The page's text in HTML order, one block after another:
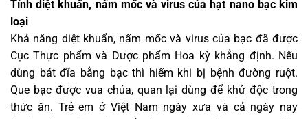
Tính diệt khuẩn, nấm mốc và virus của hạt nano bạc kim
loại
Khả năng diệt khuẩn, nấm mốc và virus của bạc đã được
Cục Thực phẩm và Dược phẩm Hoa kỳ khẳng định. Nếu
dùng bát đĩa bằng bạc thì hiếm khi bị bệnh đường ruột.
Que bạc được vua chúa, quan lại dùng để khử độc trong
thức ăn. Trẻ em ở Việt Nam ngày xưa và cả ngày nay